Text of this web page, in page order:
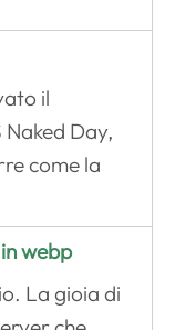
il
Day,
come la
webp
La gioia di